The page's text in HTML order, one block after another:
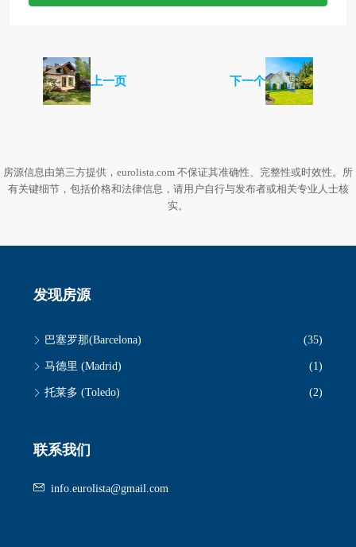
上一页 下一个
房源信息由第三方提供，eurolista.com 不保证其准确性、完整性或时效性。所
有关键细节，包括价格和法律信息，请用户自行与发布者或相关专业人士核
实。
发现房源
巴塞罗那(Barcelona) (35)
马德里 (Madrid) (1)
托莱多 (Toledo) (2)
联系我们
info.eurolista@gmail.com